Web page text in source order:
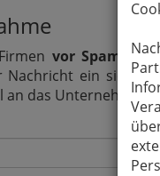
vor Spam-
ein
an das Unternehmen